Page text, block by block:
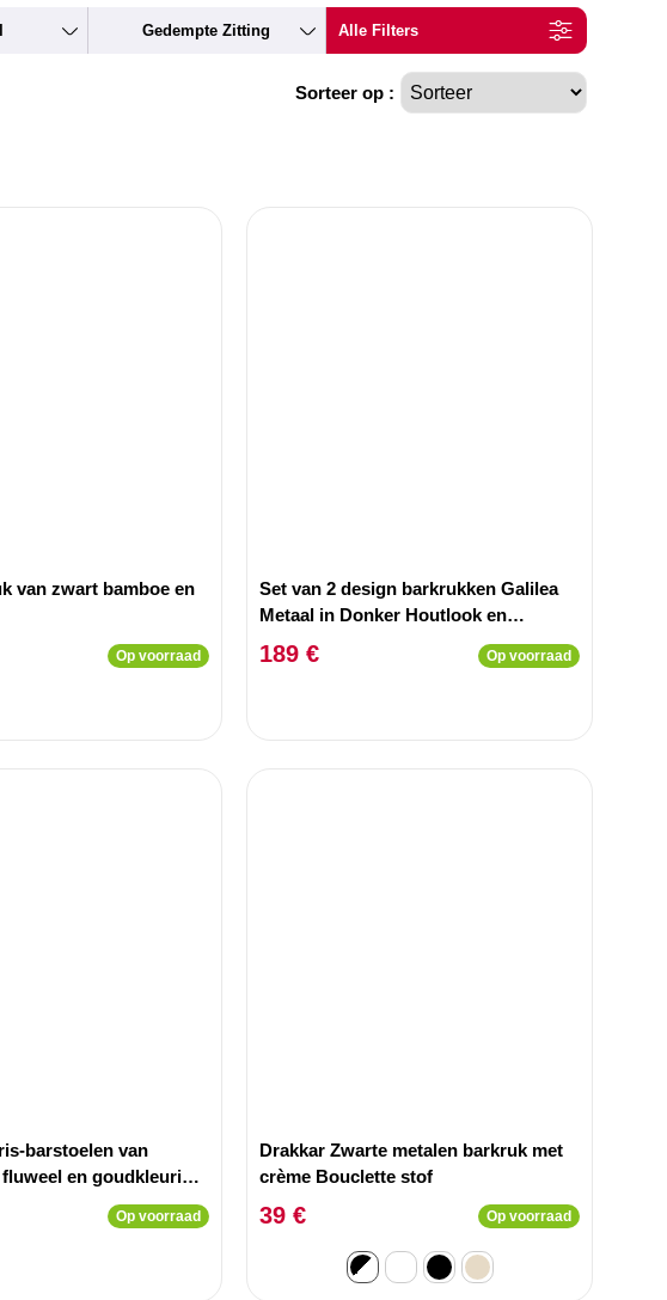
Gedempte Zitting Alle Filters
Sorteer op :
van zwart bamboe en
Op voorraad
Set van 2 design barkrukken Galilea
Metaal in Donker Houtlook en
Antraciet Stof
189 € Op voorraad
barstoelen van
en goudkleurig
Op voorraad
Drakkar Zwarte metalen barkruk met
crème Bouclette stof
39 € Op voorraad